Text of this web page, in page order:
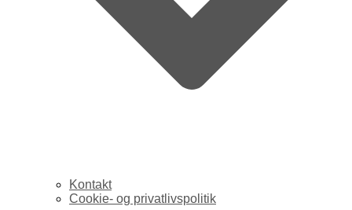
Kontakt
Cookie- og privatlivspolitik